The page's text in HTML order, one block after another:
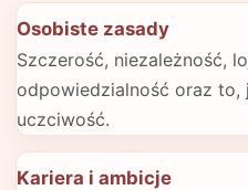
Osobiste zasady
Szczerość, niezależność,
odpowiedzialność oraz to,
uczciwość.
Kariera i ambicje